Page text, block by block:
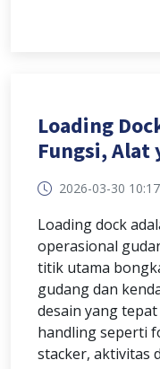
Loading
Fungsi, Alat
2026-03-30
Loading dock
operasional
titik utama
gudang dan
desain yang
handling seperti
stacker, aktivitas